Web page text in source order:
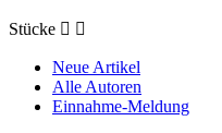
Stücke  
Neue Artikel
Alle Autoren
Einnahme-Meldung